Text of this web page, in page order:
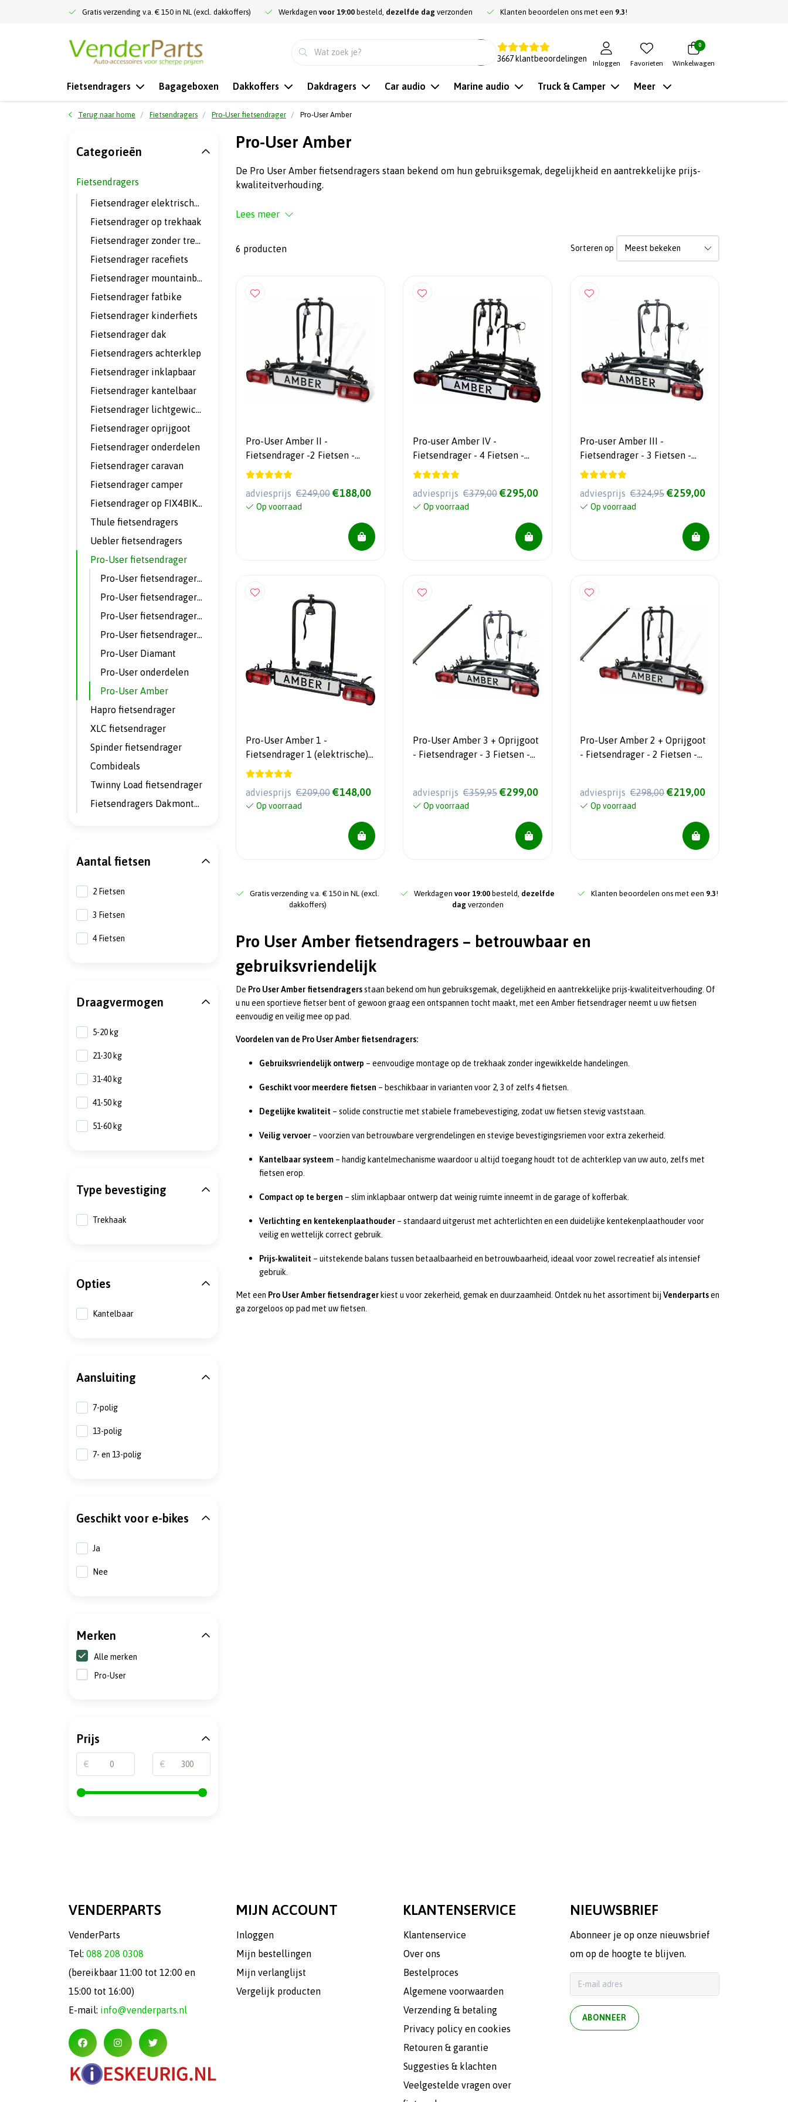
Gratis verzending v.a. € 150 in NL (excl. dakkoffers) Werkdagen voor 19:00 besteld, dezelfde dag verzonden Klanten beoordelen ons met een 9.3!
3667 klantbeoordelingen
Inloggen Favorieten
0
Winkelwagen
Fietsendragers Bagageboxen Dakkoffers Dakdragers Car audio Marine audio Truck & Camper Meer
Terug naar home Fietsendragers Pro-User fietsendrager Pro-User Amber
Pro-User Amber
De Pro User Amber fietsendragers staan bekend om hun gebruiksgemak, degelijkheid en aantrekkelijke prijs-
kwaliteitverhouding.
Lees meer
6 producten Sorteren op
Pro-User Amber II -
Fietsendrager -2 Fietsen -
Kantelbaar
adviesprijs €249,00 €188,00
Op voorraad
Pro-user Amber IV -
Fietsendrager - 4 Fietsen -
Kantelbaar
adviesprijs €379,00 €295,00
Op voorraad
Pro-user Amber III -
Fietsendrager - 3 Fietsen -
Kantelbaar
adviesprijs €324,95 €259,00
Op voorraad
Pro-User Amber 1 -
Fietsendrager 1 (elektrische)
fiets - 9,5 kg
adviesprijs €209,00 €148,00
Op voorraad
Pro-User Amber 3 + Oprijgoot
- Fietsendrager - 3 Fietsen -
adviesprijs €359,95 €299,00
Op voorraad
Pro-User Amber 2 + Oprijgoot
- Fietsendrager - 2 Fietsen -
adviesprijs €298,00 €219,00
Op voorraad
Gratis verzending v.a. € 150 in NL (excl.
dakkoffers)
Werkdagen voor 19:00 besteld, dezelfde
dag verzonden
Klanten beoordelen ons met een 9.3!
Pro User Amber fietsendragers – betrouwbaar en
gebruiksvriendelijk
De Pro User Amber fietsendragersstaan bekend om hun gebruiksgemak, degelijkheid en aantrekkelijke prijs-kwaliteitverhouding. Of
u nu een sportieve fietser bent of gewoon graag een ontspannen tocht maakt, met een Amber fietsendrager neemt u uw fietsen
eenvoudig en veilig mee op pad.
Voordelen van de Pro User Amber fietsendragers:
Gebruiksvriendelijk ontwerp – eenvoudige montage op de trekhaak zonder ingewikkelde handelingen.
Geschikt voor meerdere fietsen – beschikbaar in varianten voor 2, 3 of zelfs 4 fietsen.
Degelijke kwaliteit – solide constructie met stabiele framebevestiging, zodat uw fietsen stevig vaststaan.
Veilig vervoer – voorzien van betrouwbare vergrendelingen en stevige bevestigingsriemen voor extra zekerheid.
Kantelbaar systeem – handig kantelmechanisme waardoor u altijd toegang houdt tot de achterklep van uw auto, zelfs met
fietsen erop.
Compact op te bergen – slim inklapbaar ontwerp dat weinig ruimte inneemt in de garage of kofferbak.
Verlichting en kentekenplaathouder – standaard uitgerust met achterlichten en een duidelijke kentekenplaathouder voor
veilig en wettelijk correct gebruik.
Prijs-kwaliteit – uitstekende balans tussen betaalbaarheid en betrouwbaarheid, ideaal voor zowel recreatief als intensief
gebruik.
Met een Pro User Amber fietsendrager kiest u voor zekerheid, gemak en duurzaamheid. Ontdek nu het assortiment bij Venderpartsen
ga zorgeloos op pad met uw fietsen.
Categorieën
Fietsendragers
Fietsendrager elektrische fietsen
Fietsendrager op trekhaak
Fietsendrager zonder trekhaak
Fietsendrager racefiets
Fietsendrager mountainbike
Fietsendrager fatbike
Fietsendrager kinderfiets
Fietsendrager dak
Fietsendragers achterklep
Fietsendrager inklapbaar
Fietsendrager kantelbaar
Fietsendrager lichtgewicht
Fietsendrager oprijgoot
Fietsendrager onderdelen
Fietsendrager caravan
Fietsendrager camper
Fietsendrager op FIX4BIKE trekhaak
Thule fietsendragers
Uebler fietsendragers
Pro-User fietsendrager
Pro-User fietsendrager 1 fiets
Pro-User fietsendrager 2 fietsen
Pro-User fietsendrager 3 fietsen
Pro-User fietsendrager 4 fietsen
Pro-User Diamant
Pro-User onderdelen
Pro-User Amber
Hapro fietsendrager
XLC fietsendrager
Spinder fietsendrager
Combideals
Twinny Load fietsendrager
Fietsendragers Dakmontage
Aantal fietsen
2 Fietsen
3 Fietsen
4 Fietsen
Draagvermogen
5-20 kg
21-30 kg
31-40 kg
41-50 kg
51-60 kg
Type bevestiging
Trekhaak
Opties
Kantelbaar
Aansluiting
7-polig
13-polig
7- en 13-polig
Geschikt voor e-bikes
Ja
Nee
Merken
Alle merken
Pro-User
Prijs
€ €
VENDERPARTS
VenderParts
Tel: 088 208 0308
(bereikbaar 11:00 tot 12:00 en
15:00 tot 16:00)
E-mail: info@venderparts.nl
MIJN ACCOUNT
Inloggen
Mijn bestellingen
Mijn verlanglijst
Vergelijk producten
KLANTENSERVICE
Klantenservice
Over ons
Bestelproces
Algemene voorwaarden
Verzending & betaling
Privacy policy en cookies
Retouren & garantie
Suggesties & klachten
Veelgestelde vragen over
NIEUWSBRIEF
Abonneer je op onze nieuwsbrief
om op de hoogte te blijven.
ABONNEER